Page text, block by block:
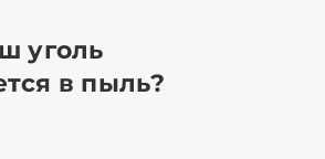
уголь
в пыль?